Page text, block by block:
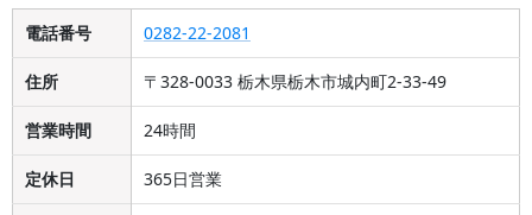
電話番号 0282-22-2081
住所 〒328-0033 栃木県栃木市城内町2-33-49
営業時間 24時間
定休日 365日営業